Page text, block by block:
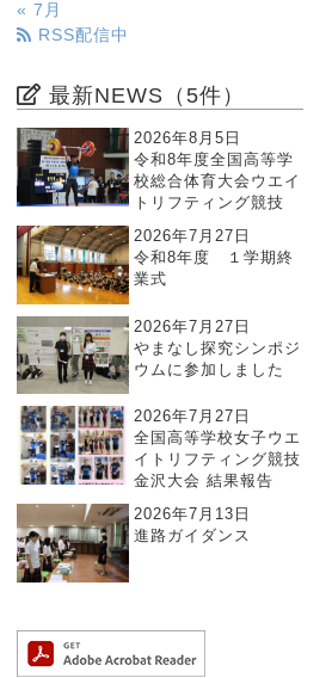
« 7月
RSS配信中
最新NEWS（5件）
2026年8月5日
令和8年度全国高等学
校総合体育大会ウエイ
トリフティング競技
2026年7月27日
令和8年度 １学期終
業式
2026年7月27日
やまなし探究シンポジ
ウムに参加しました
2026年7月27日
全国高等学校女子ウエ
イトリフティング競技
金沢大会 結果報告
2026年7月13日
進路ガイダンス